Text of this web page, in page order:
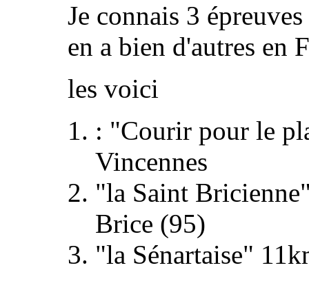
Je connais 3
en a bien d'autres en
les voici
: "Courir pour le
Vincennes
"la Saint
Brice (95)
"la Sénartaise"